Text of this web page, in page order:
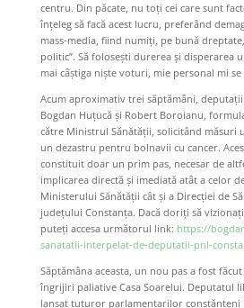
centru. Din păcate, nu toți cei care sunt
înțeleg să facă acest lucru, preferând
mass-media, fiind numiți, pe bună
politic”. Să folosești durerea și disperarea
mai câștiga niște voturi, mie personal mi
Acum aproximativ trei săptămâni,
Bogdan Huțucă și Robert Boroianu,
către Ministrul Sănătății, solicitând măsuri
un dezastru pentru bolnavii cu cancer.
constituit doar un prim pas, necesar de
implicarea directă și imediată atât a celor
Ministerului Sănătății cât și a Direcției de
județului Constanța. Dacă doriți să
puteți accesa următorul link: https://
sanatatii-interpelat-de-deputatii-pnl-
Săptămâna aceasta, un nou pas a fost
îngrijiri paliative Casa Soarelui. Deputatul
lansat tuturor parlamentarilor constănțeni